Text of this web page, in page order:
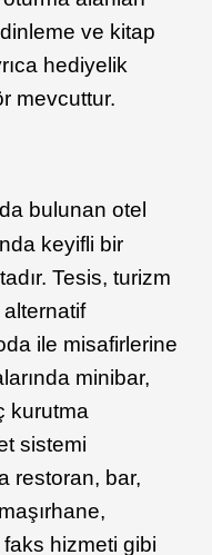
ve kitap
hediyelik
mevcuttur.
bulunan otel
keyifli bir
Tesis, turizm
ile misafirlerine
minibar,
kurutma
sistemi
restoran, bar,
hizmeti gibi